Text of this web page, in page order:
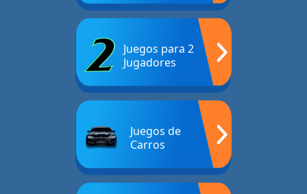
Juegos para 2
Jugadores
Juegos de
Carros